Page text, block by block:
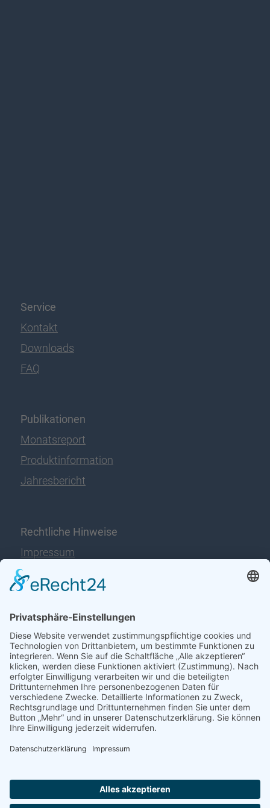
Service
Kontakt
Downloads
FAQ
Publikationen
Monatsreport
Produktinformation
Jahresbericht
Rechtliche Hinweise
Impressum
Datenschutz
Disclaimer
Immer auf dem Laufenden
jetzt abonnieren